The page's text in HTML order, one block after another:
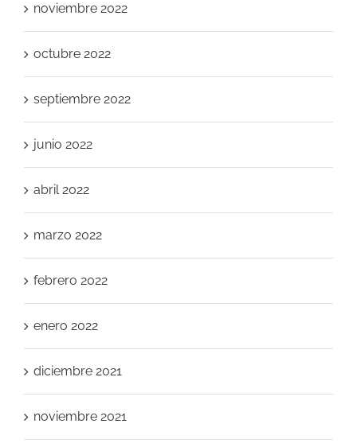
noviembre 2022
octubre 2022
septiembre 2022
junio 2022
abril 2022
marzo 2022
febrero 2022
enero 2022
diciembre 2021
noviembre 2021